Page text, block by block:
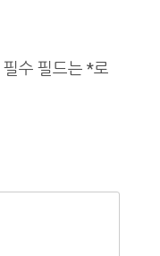
필수 필드는 *로